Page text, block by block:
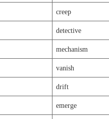
creep
detective
mechanism
vanish
drift
emerge